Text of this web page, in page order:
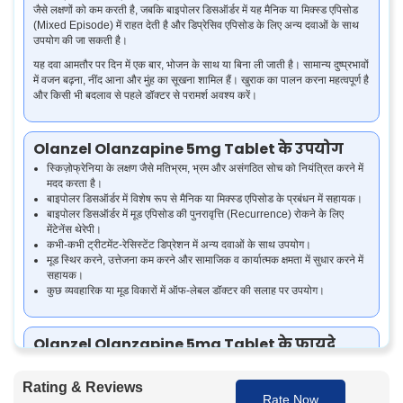
जैसे लक्षणों को कम करती है, जबकि बाइपोलर डिसऑर्डर में यह मैनिक या मिक्स्ड एपिसोड
(Mixed Episode) में राहत देती है और डिप्रेसिव एपिसोड के लिए अन्य दवाओं के साथ
उपयोग की जा सकती है।
यह दवा आमतौर पर दिन में एक बार, भोजन के साथ या बिना ली जाती है। सामान्य दुष्प्रभावों
में वजन बढ़ना, नींद आना और मुंह का सूखना शामिल हैं। खुराक का पालन करना महत्वपूर्ण है
और किसी भी बदलाव से पहले डॉक्टर से परामर्श अवश्य करें।
Olanzel Olanzapine 5mg Tablet के उपयोग
स्किज़ोफ्रेनिया के लक्षण जैसे मतिभ्रम, भ्रम और असंगठित सोच को नियंत्रित करने में
मदद करता है।
बाइपोलर डिसऑर्डर में विशेष रूप से मैनिक या मिक्स्ड एपिसोड के प्रबंधन में सहायक।
बाइपोलर डिसऑर्डर में मूड एपिसोड की पुनरावृत्ति (Recurrence) रोकने के लिए
मेंटेनेंस थेरेपी।
कभी-कभी ट्रीटमेंट-रेसिस्टेंट डिप्रेशन में अन्य दवाओं के साथ उपयोग।
मूड स्थिर करने, उत्तेजना कम करने और सामाजिक व कार्यात्मक क्षमता में सुधार करने में
सहायक।
कुछ व्यवहारिक या मूड विकारों में ऑफ-लेबल डॉक्टर की सलाह पर उपयोग।
Olanzel Olanzapine 5mg Tablet के फायदे
मनोवैज्ञानिक लक्षणों में कमी:
मतिभ्रम, भ्रम और उलझे विचारों को कम करके सामाजिक
Rating & Reviews
Rate Now